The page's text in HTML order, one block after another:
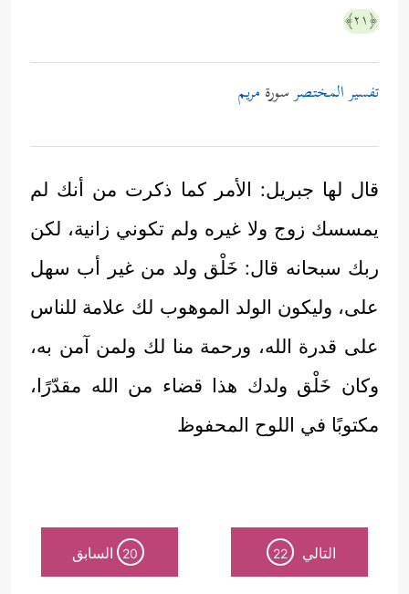
﴿٢١﴾
تفسير المختصرسورة مريم
قال لها جبريل: الأمر كما ذكرت من أنك لم
يمسسك زوج ولا غيره ولم تكوني زانية، لكن
ربك سبحانه قال: خَلْق ولد من غير أب سهل
على، وليكون الولد الموهوب لك علامة للناس
على قدرة الله، ورحمة منا لك ولمن آمن به،
وكان خَلْق ولدك هذا قضاء من الله مقدّرًا،
مكتوبًا في اللوح المحفوظ
التالي 22
20 السابق